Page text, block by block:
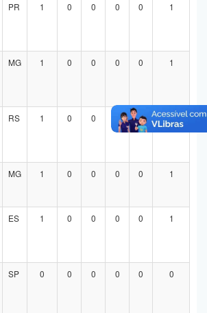
PR 1 0 0 0 0 1
MG 1 0 0 0 0 1
RS 1 0 0 0 0 1
MG 1 0 0 0 0 1
ES 1 0 0 0 0 1
SP 0 0 0 0 0 0